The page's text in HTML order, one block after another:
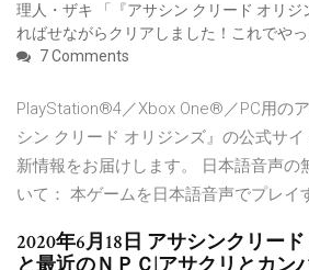
理人・ザキ 「『アサシン クリード オリ
ればせながらクリアしました！これでやっ
7 Comments
PlayStation®4／Xbox One®／PC用の
シン クリード オリジンズ』の公式サ
新情報をお届けします。 日本語音声の
いて： 本ゲームを日本語音声でプレイ
2020年6月18日 アサシンクリー